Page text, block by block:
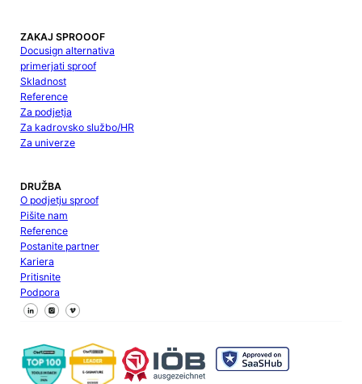
ZAKAJ SPROOOF
Docusign alternativa
primerjati sproof
Skladnost
Reference
Za podjetja
Za kadrovsko službo/HR
Za univerze
DRUŽBA
O podjetju sproof
Pišite nam
Reference
Postanite partner
Kariera
Pritisnite
Podpora
Sledite nam na Facebooku
Sledite nam na X
Sledite nam na LinkedInu